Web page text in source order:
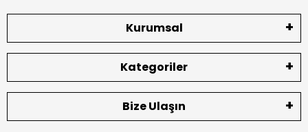
Kurumsal
Kategoriler
Bize Ulaşın